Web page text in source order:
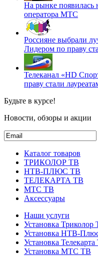
На рынке появилась
оператора МТС
Россияне выбрали
Лидером по праву
Телеканал «HD
праву стали
Будьте в курсе!
Новости, обзоры и акции
Каталог товаров
ТРИКОЛОР ТВ
НТВ-ПЛЮС ТВ
ТЕЛЕКАРТА ТВ
МТС ТВ
Аксессуары
Наши услуги
Установка Триколор
Установка НТВ-
Установка
Установка МТС ТВ